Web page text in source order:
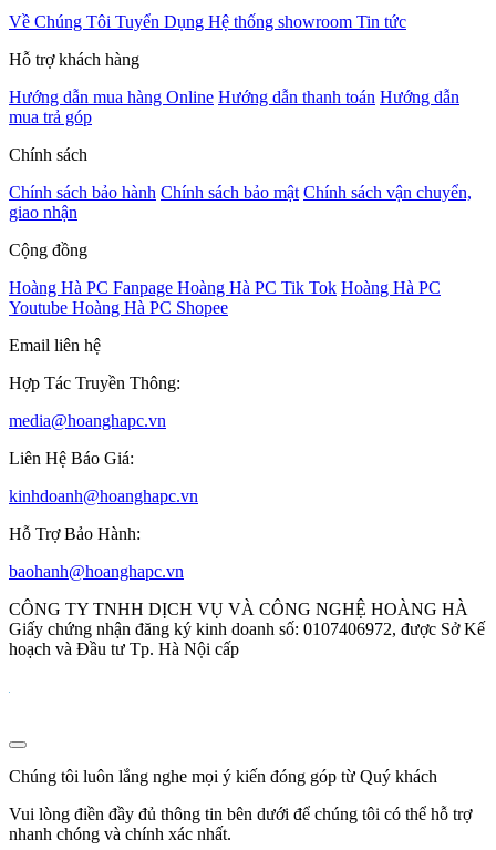
Về Chúng Tôi Tuyển Dụng Hệ thống showroom Tin tức
Hỗ trợ khách hàng
Hướng dẫn mua hàng Online Hướng dẫn thanh toán Hướng dẫn
mua trả góp
Chính sách
Chính sách bảo hành Chính sách bảo mật Chính sách vận chuyển,
giao nhận
Cộng đồng
Hoàng Hà PC Fanpage Hoàng Hà PC Tik Tok Hoàng Hà PC
Youtube Hoàng Hà PC Shopee
Email liên hệ
Hợp Tác Truyền Thông:
media@hoanghapc.vn
Liên Hệ Báo Giá:
kinhdoanh@hoanghapc.vn
Hỗ Trợ Bảo Hành:
baohanh@hoanghapc.vn
CÔNG TY TNHH DỊCH VỤ VÀ CÔNG NGHỆ HOÀNG HÀ
Giấy chứng nhận đăng ký kinh doanh số: 0107406972, được Sở Kế
hoạch và Đầu tư Tp. Hà Nội cấp
Chúng tôi luôn lắng nghe mọi ý kiến đóng góp từ Quý khách
Vui lòng điền đầy đủ thông tin bên dưới để chúng tôi có thể hỗ trợ
nhanh chóng và chính xác nhất.